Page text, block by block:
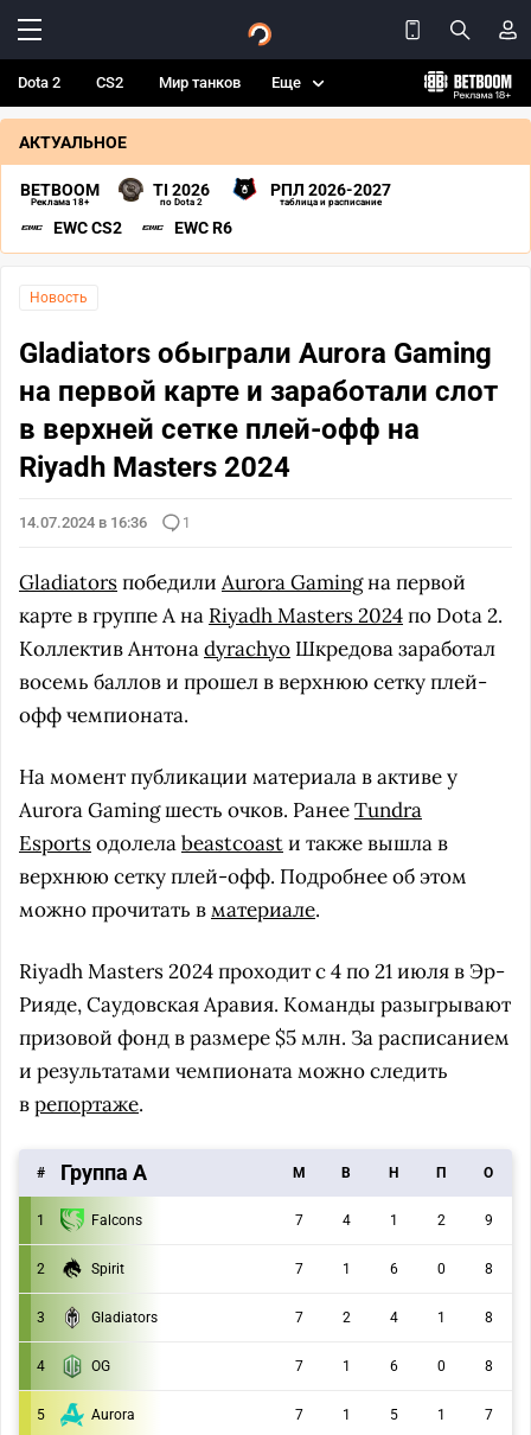
Dota 2 CS2 Мир танков Еще
АКТУАЛЬНОЕ
BETBOOM
Реклама 18+
TI 2026
по Dota 2
РПЛ 2026-2027
таблица и расписание
EWC CS2 EWC R6
Новость
Gladiators обыграли Aurora Gaming
на первой карте и заработали слот
в верхней сетке плей-офф на
Riyadh Masters 2024
14.07.2024 в 16:36 1
Gladiatorsпобедили Aurora Gamingна первой
карте в группе A на Riyadh Masters 2024по Dota 2.
Коллектив Антонаdyrachyo Шкредова заработал
восемь баллов и прошел в верхнюю сетку плей-
офф чемпионата.
На момент публикации материала в активе у
Aurora Gaming шесть очков. РанееTundra
Esportsодолелаbeastcoastи также вышла в
верхнюю сетку плей-офф. Подробнее об этом
можно прочитать вматериале.
Riyadh Masters 2024 проходит с 4 по 21 июля в Эр-
Рияде, Саудовская Аравия. Команды разыгрывают
призовой фонд в размере $5 млн. За расписанием
и результатами чемпионата можно следить
врепортаже.
# Группа А M В Н П О
1 Falcons 7 4 1 2 9
2 Spirit 7 1 6 0 8
3 Gladiators 7 2 4 1 8
4 OG 7 1 6 0 8
5 Aurora 7 1 5 1 7